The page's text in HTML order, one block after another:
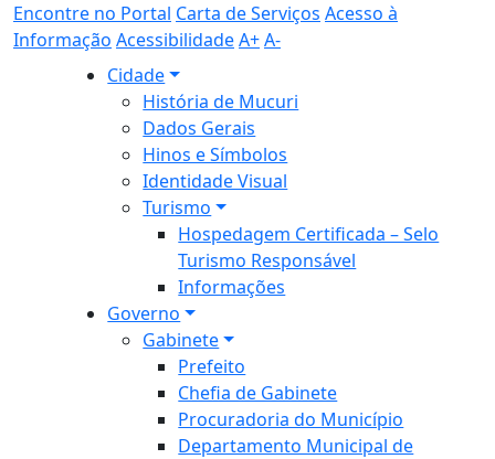
Encontre no Portal Carta de Serviços Acesso à
Informação AcessibilidadeA+A-
Cidade
História de Mucuri
Dados Gerais
Hinos e Símbolos
Identidade Visual
Turismo
Hospedagem Certificada – Selo
Turismo Responsável
Informações
Governo
Gabinete
Prefeito
Chefia de Gabinete
Procuradoria do Município
Departamento Municipal de